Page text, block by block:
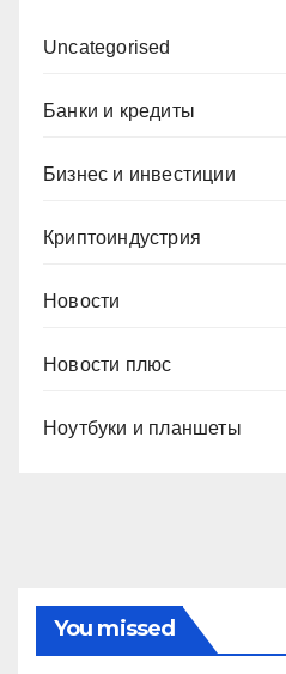
Uncategorised
Банки и кредиты
Бизнес и инвестиции
Криптоиндустрия
Новости
Новости плюс
Ноутбуки и планшеты
You missed